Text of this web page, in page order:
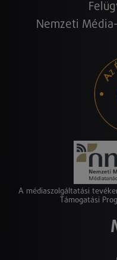
Nemzeti
A médiaszolgáltatási
Támogatási